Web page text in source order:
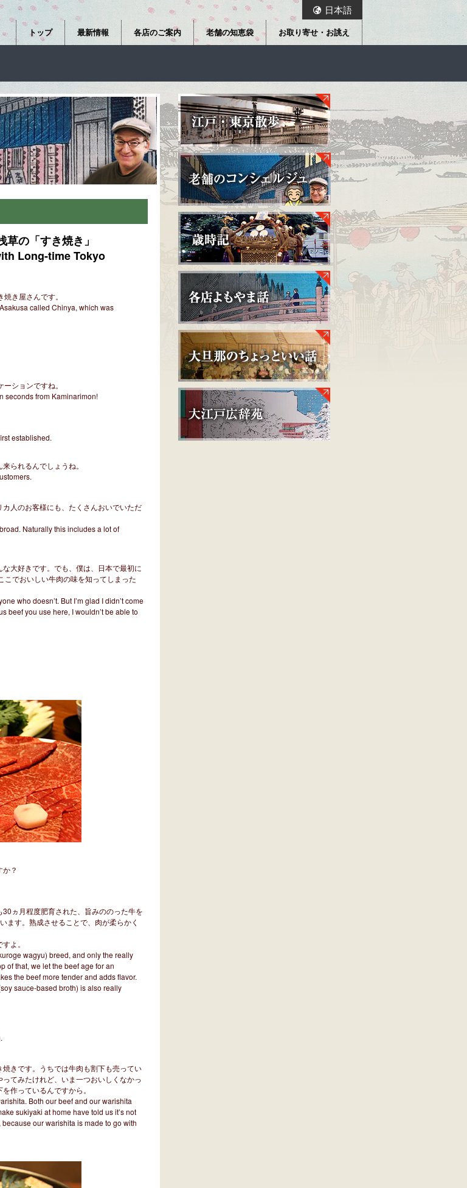
日本語
トップ 最新情報 各店のご案内 老舗の知恵袋 お取り寄せ・お誂え
の「すき焼き」
Long-time Tokyo
き屋さんです。
called Chinya, which was
ションですね。
seconds from Kaminarimon!
established.
られるんでしょうね。
人のお客様にも、たくさんおいでいただ
Naturally this includes a lot of
大好きです。でも、僕は、日本で最初に
こでおいしい牛肉の味を知ってしまった
who doesn’t. But I’m glad I didn’t come
beef you use here, I wouldn’t be able to
？
ヵ月程度肥育された、旨みののった牛を
ます。熟成させることで、肉が柔らかく
よ。
wagyu) breed, and only the really
of that, we let the beef age for an
the beef more tender and adds flavor.
sauce-based broth) is also really
きです。うちでは牛肉も割下も売ってい
てみたけれど、いま一つおいしくなかっ
作っているんですから。
Both our beef and our warishita
sukiyaki at home have told us it’s not
our warishita is made to go with